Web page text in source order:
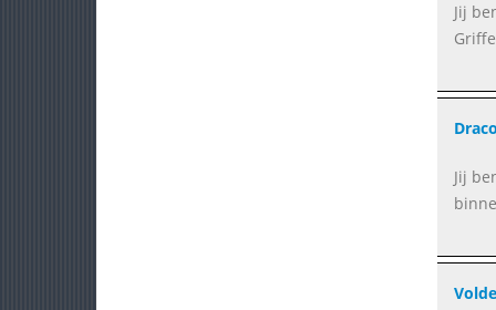
Jij
Jij